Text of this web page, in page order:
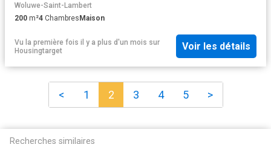
Woluwe-Saint-Lambert
200 m²4 ChambresMaison
Vu la première fois il y a plus d'un mois sur
Housingtarget
Voir les détails
< 1 2 3 4 5 >
Recherches similaires